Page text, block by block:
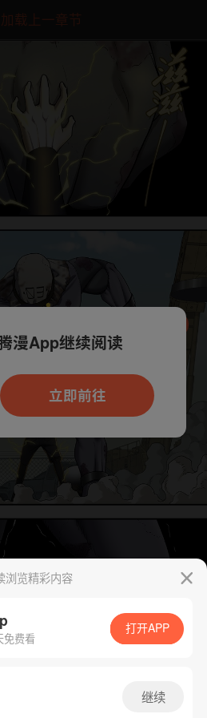
载上一章节
App免费看
浏览精彩内容
免费看
打开APP
继续
阅读，可打开App新用
户7天免费看
漫App继续阅读
立即前往